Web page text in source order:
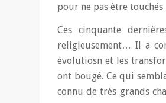
pour ne pas être
Ces cinquante
religieusement… Il a
évolutiosn et les
ont bougé. Ce qui
connu de très grands